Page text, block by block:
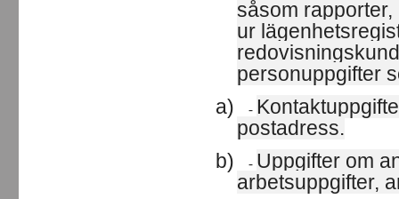
såsom
ur
personuppgifter
a) -
postadress.
b) - Uppgifter om
arbetsuppgifter,